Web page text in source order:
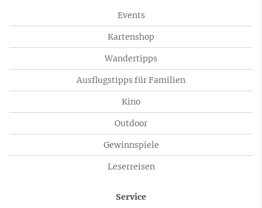
Events
Kartenshop
Wandertipps
Ausflugstipps für Familien
Kino
Outdoor
Gewinnspiele
Leserreisen
Service